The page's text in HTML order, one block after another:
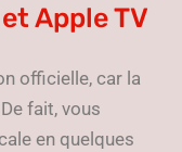
Apple TV
officielle, car la
fait, vous
en quelques